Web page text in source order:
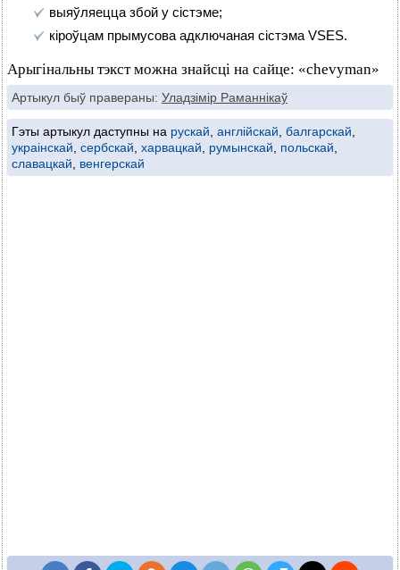
выяўляецца збой у сістэме;
кіроўцам прымусова адключаная сістэма VSES.
Арыгінальны тэкст можна знайсці на сайце: «chevyman»
Артыкул быў правераны: Уладзімір Раманнікаў
Гэты артыкул даступны на рускай англійскай балгарскай
украінскай сербскай харвацкай румынскай польскай
славацкай
венгерскай